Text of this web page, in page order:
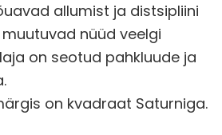
allumist ja distsipliini
nüüd veelgi
on seotud pahkluude ja
on kvadraat Saturniga.